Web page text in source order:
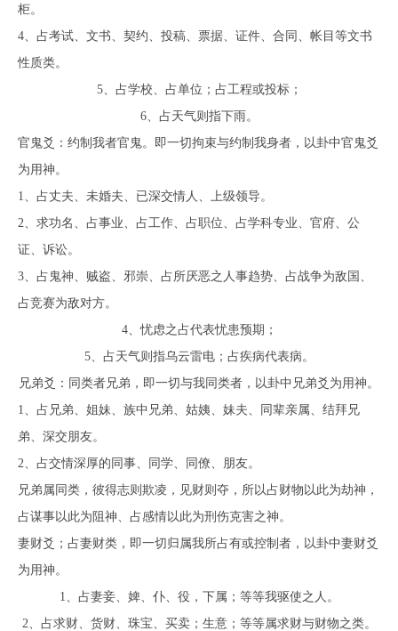
柜。
4、占考试、文书、契约、投稿、票据、证件、合同、帐目等文书
性质类。
5、占学校、占单位；占工程或投标；
6、占天气则指下雨。
官鬼爻：约制我者官鬼。即一切拘束与约制我身者，以卦中官鬼爻
为用神。
1、占丈夫、未婚夫、已深交情人、上级领导。
2、求功名、占事业、占工作、占职位、占学科专业、官府、公
证、诉讼。
3、占鬼神、贼盗、邪崇、占所厌恶之人事趋势、占战争为敌国、
占竞赛为敌对方。
4、忧虑之占代表忧患预期；
5、占天气则指乌云雷电；占疾病代表病。
兄弟爻：同类者兄弟，即一切与我同类者，以卦中兄弟爻为用神。
1、占兄弟、姐妹、族中兄弟、姑姨、妹夫、同辈亲属、结拜兄
弟、深交朋友。
2、占交情深厚的同事、同学、同僚、朋友。
兄弟属同类，彼得志则欺凌，见财则夺，所以占财物以此为劫神，
占谋事以此为阻神、占感情以此为刑伤克害之神。
妻财爻；占妻财类，即一切归属我所占有或控制者，以卦中妻财爻
为用神。
1、占妻妾、婢、仆、役，下属；等等我驱使之人。
2、占求财、货财、珠宝、买卖；生意；等等属求财与财物之类。